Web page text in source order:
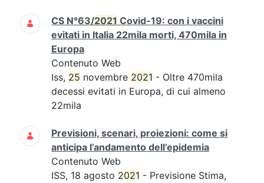
CS N°63/2021 Covid-19: con i vaccini
evitati in Italia 22mila morti, 470mila in
Europa
Contenuto Web
Iss, 25 novembre 2021 - Oltre 470mila
decessi evitati in Europa, di cui almeno
22mila
Previsioni, scenari, proiezioni: come si
anticipa l’andamento dell’epidemia
Contenuto Web
ISS, 18 agosto 2021 - Previsione Stima,